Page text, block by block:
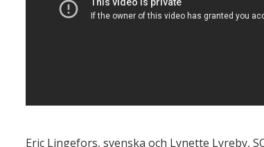
Eric Lingefors, svenska och Lynette Lyreby,